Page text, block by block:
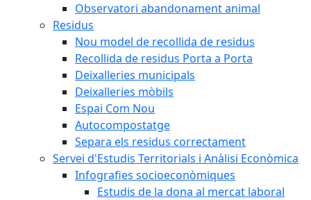
Observatori abandonament animal
Residus
Nou model de recollida de residus
Recollida de residus Porta a Porta
Deixalleries municipals
Deixalleries mòbils
Espai Com Nou
Autocompostatge
Separa els residus correctament
Servei d'Estudis Territorials i Anàlisi Econòmica
Infografies socioeconòmiques
Estudis de la dona al mercat laboral